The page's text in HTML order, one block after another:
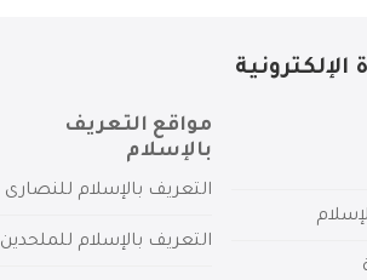
مواقع التعريف
بالإسلام
التعريف بالإسلام للنصارى
التعريف بالإسلام للملحدين